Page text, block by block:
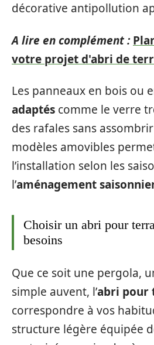
décorative antipollution
A lire en complément :
votre projet d'abri de
Les panneaux en bois ou
adaptés comme le verre
des rafales sans
modèles amovibles
l’installation selon les
l’aménagement
Choisir un abri pour
besoins
Que ce soit une pergola,
simple auvent, l’abri pour
correspondre à vos
structure légère équipée